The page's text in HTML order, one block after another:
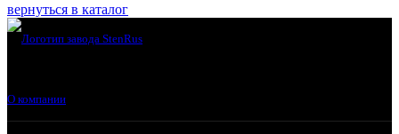
вернуться в каталог
О компании